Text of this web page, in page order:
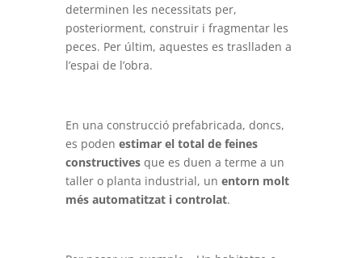
determinen les necessitats per,
posteriorment, construir i fragmentar les
peces. Per últim, aquestes es traslladen a
l’espai de l’obra.
En una construcció prefabricada, doncs,
es poden estimar el total de feines
constructivesque es duen a terme a un
taller o planta industrial, un entorn molt
més automatitzat i controlat.